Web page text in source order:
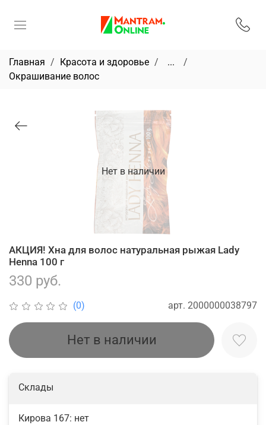
Главная Красота и здоровье
...
Окрашивание волос
Нет в наличии
(0) арт. 2000000038797
АКЦИЯ! Хна для волос натуральная рыжая Lady
Henna 100 г
330 руб.
Нет в наличии
Склады
Кирова 167: нет